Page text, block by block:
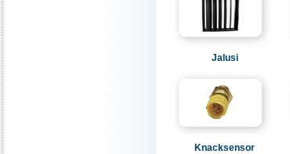
Jalusi
Knacksensor